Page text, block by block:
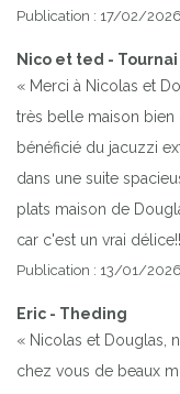
Publication : 17/02/2026
Nico et ted - Tournai
« Merci à Nicolas et
très belle maison bien
bénéficié du jacuzzi
dans une suite
plats maison de
car c'est un vrai
Publication : 13/01/2026
Eric - Theding
« Nicolas et Douglas,
chez vous de beaux